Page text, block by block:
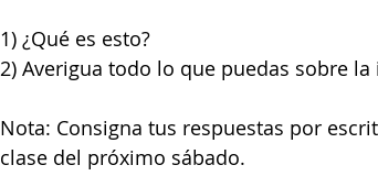
1) ¿Qué es esto?
2) Averigua todo lo que puedas sobre la
Nota: Consigna tus respuestas por
clase del próximo sábado.